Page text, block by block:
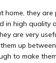
home, they
in high quality
are very
up
to make